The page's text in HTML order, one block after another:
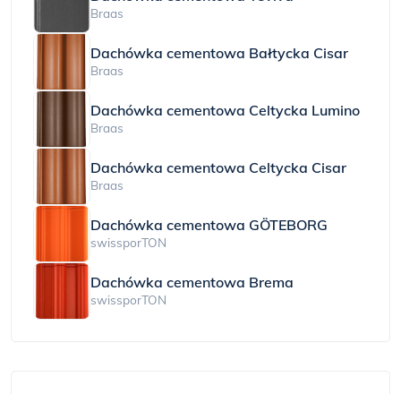
Braas
Dachówka cementowa Bałtycka Cisar
Braas
Dachówka cementowa Celtycka Lumino
Braas
Dachówka cementowa Celtycka Cisar
Braas
Dachówka cementowa GÖTEBORG
swissporTON
Dachówka cementowa Brema
swissporTON